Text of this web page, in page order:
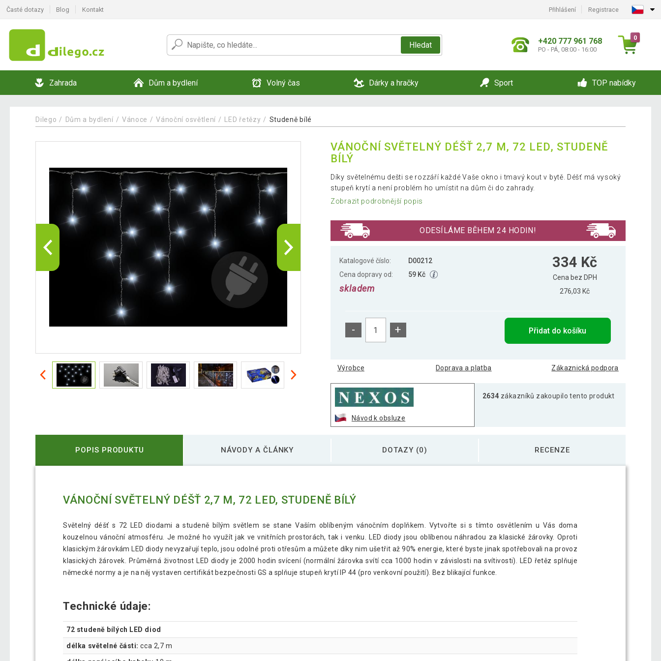
Časté dotazy Blog Kontakt Přihlášení Registrace
Hledat +420 777 961 768
PO - PÁ, 08:00 - 16:00
0
Zahrada Dům a bydlení Volný čas Dárky a hračky Sport TOP nabídky
Dilego Dům a bydlení Vánoce Vánoční osvětlení LED řetězy Studeně bílé
VÁNOČNÍ SVĚTELNÝ DÉŠŤ 2,7 M, 72 LED, STUDENĚ
BÍLÝ
Díky světelnému dešti se rozzáří každé Vaše okno i tmavý kout v bytě. Déšť má vysoký
stupeň krytí a není problém ho umístit na dům či do zahrady.
Zobrazit podrobnější popis
ODESÍLÁME BĚHEM 24 HODIN!
Katalogové číslo:
D00212
Cena dopravy od:
59 Kč
skladem
334 Kč
Cena bez DPH
276,03 Kč
- + Přidat do košíku
Výrobce Doprava a platba Zákaznická podpora
Návod k obsluze
2634 zákazníků zakoupilo tento produkt
POPIS PRODUKTU NÁVODY A ČLÁNKY DOTAZY (0) RECENZE
VÁNOČNÍ SVĚTELNÝ DÉŠŤ 2,7 M, 72 LED, STUDENĚ BÍLÝ
Světelný déšť s 72 LED diodami a studeně bílým světlem se stane Vaším oblíbeným vánočním doplňkem. Vytvořte si s tímto osvětlením u Vás doma
kouzelnou vánoční atmosféru. Je možné ho využít jak ve vnitřních prostorách, tak i venku. LED diody jsou oblíbenou náhradou za klasické žárovky. Oproti
klasickým žárovkám LED diody nevyzařují teplo, jsou odolné proti otřesům a můžete díky nim ušetřit až 90% energie, které byste jinak spotřebovali na provoz
klasických žárovek. Průměrná životnost LED diody je 2000 hodin svícení (normální žárovka svítí cca 1000 hodin v závislosti na svítivosti). LED řetěz splňuje
německé normy a je na něj vystaven certifikát bezpečnosti GS a splňuje stupeň krytí IP 44 (pro venkovní použití). Bez blikající funkce.
Technické údaje:
72 studeně bílých LED diod
délka světelné části: cca 2,7 m